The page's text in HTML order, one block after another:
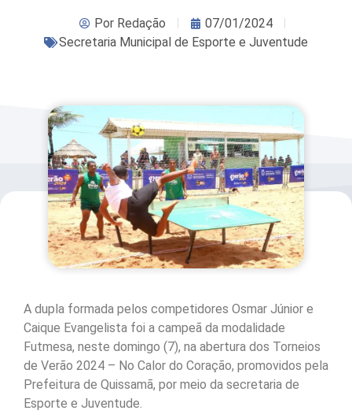
PorRedação
07/01/2024
Secretaria Municipal de Esporte e Juventude
A dupla formada pelos competidores Osmar Júnior e
Caique Evangelista foi a campeã da modalidade
Futmesa, neste domingo (7), na abertura dos Torneios
de Verão 2024 – No Calor do Coração, promovidos pela
Prefeitura de Quissamã, por meio da secretaria de
Esporte e Juventude.